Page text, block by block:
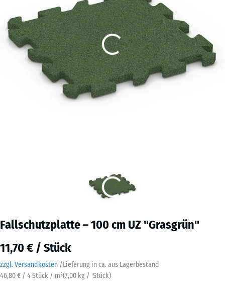
Fallschutzplatte – 100 cm UZ "Grasgrün"
11,70 € / Stück
zzgl. Versandkosten /Lieferung in ca. aus Lagerbestand
46,80 € / 4 Stück / m²(7,00 kg / Stück)